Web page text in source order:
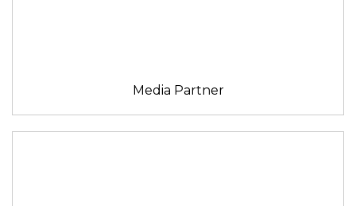
Media Partner